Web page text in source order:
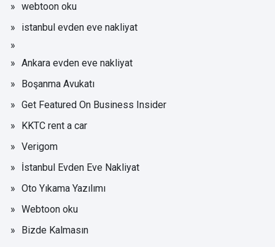
webtoon oku
istanbul evden eve nakliyat
Ankara evden eve nakliyat
Boşanma Avukatı
Get Featured On Business Insider
KKTC rent a car
Verigom
İstanbul Evden Eve Nakliyat
Oto Yıkama Yazılımı
Webtoon oku
Bizde Kalmasın